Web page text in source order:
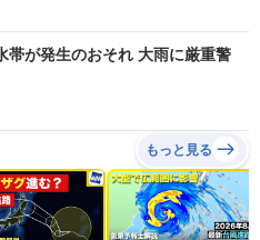
帯が発生のおそれ 大雨に厳重警
もっと見る